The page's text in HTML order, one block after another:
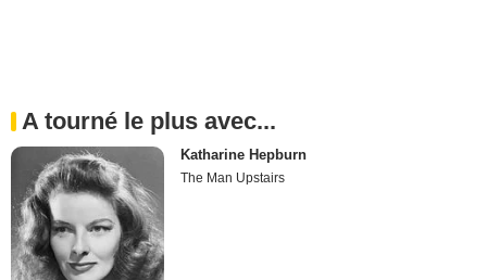
A tourné le plus avec...
Katharine Hepburn
The Man Upstairs